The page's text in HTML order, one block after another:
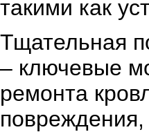
такими как
Тщательная
– ключевые
ремонта